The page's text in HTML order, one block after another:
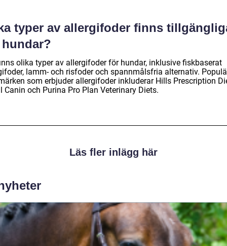
typer av allergifoder finns
olika typer av allergifoder för hundar, inklusive fiskbaserat
lamm- och risfoder och spannmålsfria alternativ.
som erbjuder allergifoder inkluderar Hills Prescription
Canin och Purina Pro Plan Veterinary Diets.
Läs fler inlägg här